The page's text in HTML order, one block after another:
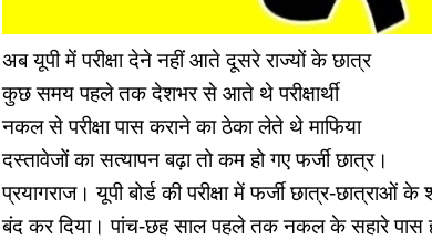
अब यूपी में परीक्षा देने नहीं आते दूसरे राज्यों के छात्र
कुछ समय पहले तक देशभर से आते थे परीक्षार्थी
नकल से परीक्षा पास कराने का ठेका लेते थे माफिया
दस्तावेजों का सत्यापन बढ़ा तो कम हो गए फर्जी छात्र।
प्रयागराज। यूपी बोर्ड की परीक्षा में फर्जी छात्र-छात्राओं
बंद कर दिया। पांच-छह साल पहले तक नकल के सहारे पास